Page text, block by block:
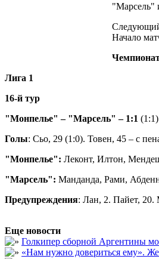
"Марсель"
Следующий
Начало
Лига 1
16-й тур
"Монпелье" – "Марсель" – 1:1 (1:1)
Голы: Сьо, 29 (1:0). Товен, 45 – с
"Монпелье": Леконт, Илтон,
"Марсель": Манданда, Рами,
Предупреждения: Лан, 2. Пайет, 20.
Еще новости
Голкипер сборной Аргентины
«Нам нужно довериться ему».